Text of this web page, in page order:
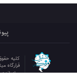
کلیه
قرارگاه